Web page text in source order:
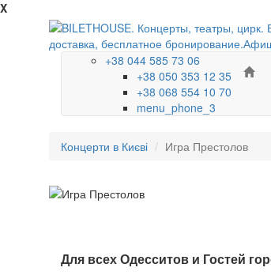
X
+38 044 585 73 06
+38 050 353 12 35
+38 068 554 10 70
menu_phone_3
Концерти в Києві Игра Престолов
Для всех Одесситов и Гостей